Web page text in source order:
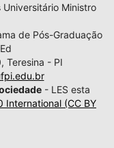
Universitário Ministro
de Pós-Graduação
Teresina - PI
- LES esta
International (CC BY